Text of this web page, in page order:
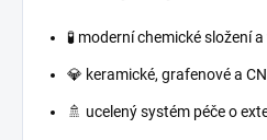
🧪 moderní chemické složení
💎 keramické, grafenové a
🚿 ucelený systém péče o